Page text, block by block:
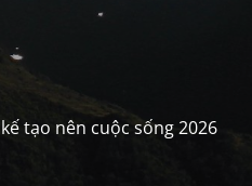
tạo nên cuộc sống 2026